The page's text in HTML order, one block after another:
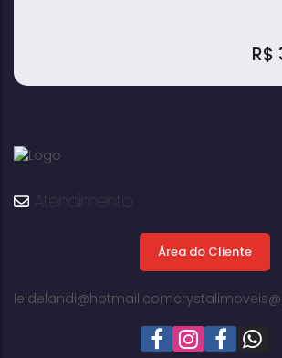
Terreno em Loteamento
R$
Atendimento
Área do Cliente
leidelandi@hotmail.com